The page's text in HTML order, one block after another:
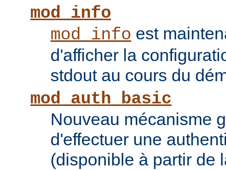
mod_info
mod_info est
d'afficher la
stdout au cours du
mod_auth_basic
Nouveau mécanisme
d'effectuer une
(disponible à partir de